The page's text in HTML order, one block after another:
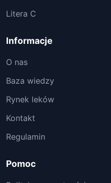
Litera C
Informacje
O nas
Baza wiedzy
Rynek leków
Kontakt
Regulamin
Pomoc